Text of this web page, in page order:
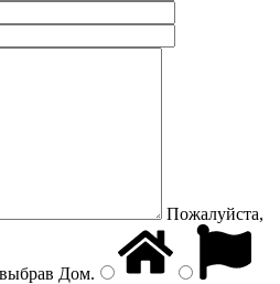
Пожалуйста,
Дом.